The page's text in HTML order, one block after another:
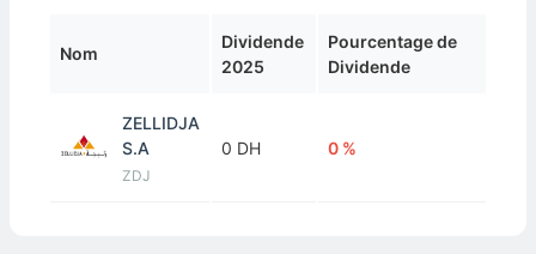
Nom
Dividende
2025
Pourcentage de
Dividende
ZELLIDJA
S.A
ZDJ
0 DH 0 %